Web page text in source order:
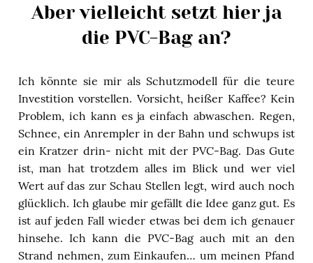
Aber vielleicht setzt hier ja
die PVC-Bag an?
Ich könnte sie mir als Schutzmodell für die teure
Investition vorstellen. Vorsicht, heißer Kaffee? Kein
Problem, ich kann es ja einfach abwaschen. Regen,
Schnee, ein Anrempler in der Bahn und schwups ist
ein Kratzer drin- nicht mit der PVC-Bag. Das Gute
ist, man hat trotzdem alles im Blick und wer viel
Wert auf das zur Schau Stellen legt, wird auch noch
glücklich. Ich glaube mir gefällt die Idee ganz gut. Es
ist auf jeden Fall wieder etwas bei dem ich genauer
hinsehe. Ich kann die PVC-Bag auch mit an den
Strand nehmen, zum Einkaufen… um meinen Pfand